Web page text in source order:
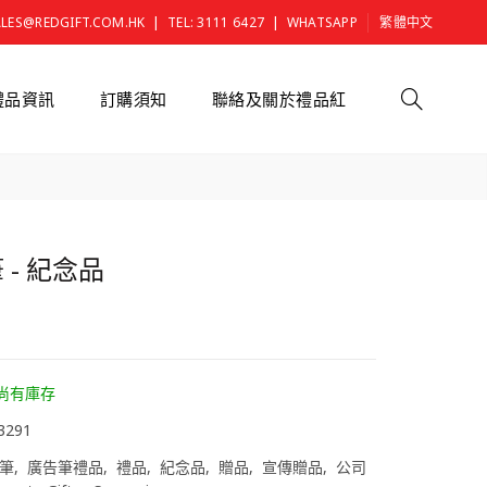
| TEL: 3111 6427 | WHATSAPP 繁體中文
品資訊 訂購須知 聯絡及關於禮品紅
- 紀念品
有庫存
廣告筆禮品 禮品 紀念品 贈品 宣傳贈品
公司